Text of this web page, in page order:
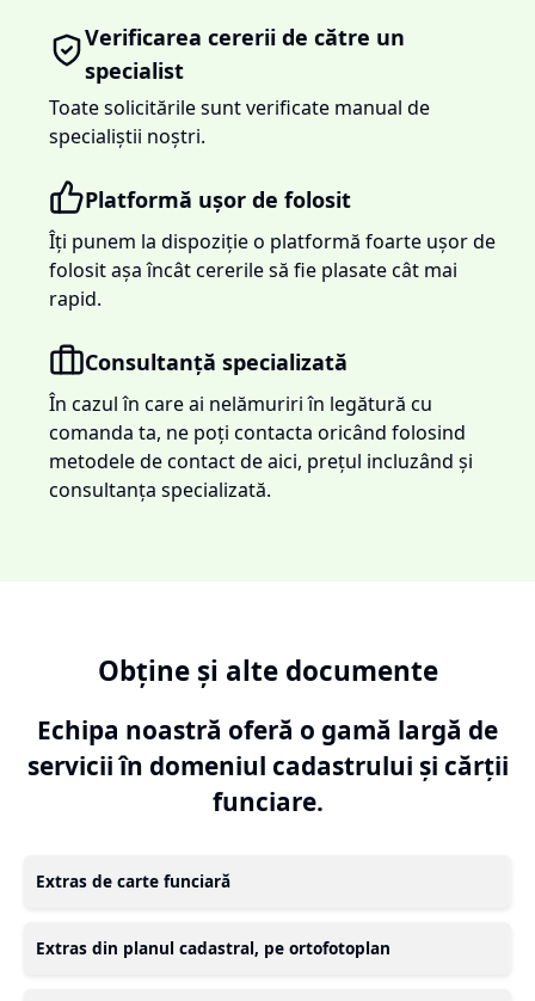
Verificarea cererii de către un
specialist
Toate solicitările sunt verificate manual de
specialiștii noștri.
Platformă ușor de folosit
Îți punem la dispoziție o platformă foarte ușor de
folosit așa încât cererile să fie plasate cât mai
rapid.
Consultanță specializată
În cazul în care ai nelămuriri în legătură cu
comanda ta, ne poți contacta oricând folosind
metodele de contact de aici, prețul incluzând și
consultanța specializată.
Obține și alte documente
Echipa noastră oferă o gamă largă de
servicii în domeniul cadastrului și cărții
funciare.
Extras de carte funciară
Extras din planul cadastral, pe ortofotoplan